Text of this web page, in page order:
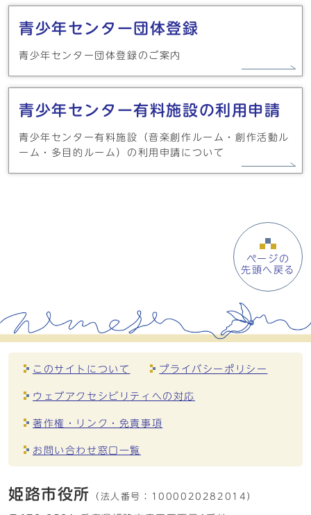
青少年センター団体登録
青少年センター団体登録のご案内
青少年センター有料施設の利用申請
青少年センター有料施設（音楽創作ルーム・創作活動ル
ーム・多目的ルーム）の利用申請について
ページの
先頭へ戻る
このサイトについて プライバシーポリシー
ウェブアクセシビリティへの対応
著作権・リンク・免責事項
お問い合わせ窓口一覧
姫路市役所 （法人番号： 1000020282014）